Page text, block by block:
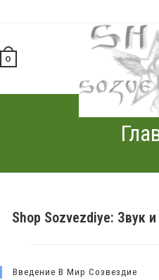
0
Shop Sozvezdiye: Звук
Введение В Мир Созвездие